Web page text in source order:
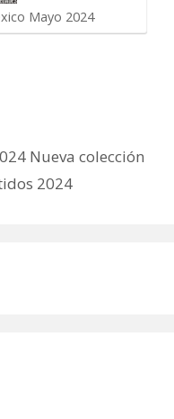
Mayo 2024
Nueva colección
2024